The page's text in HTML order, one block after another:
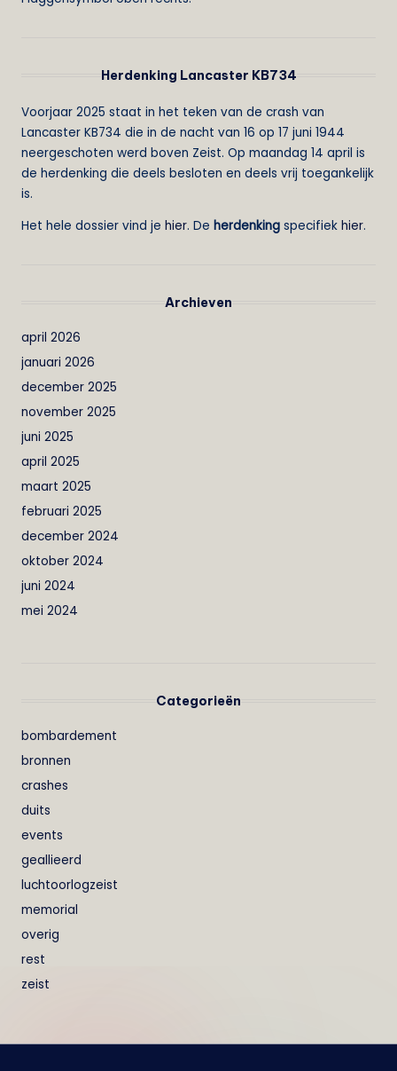
Herdenking Lancaster KB734
Voorjaar 2025 staat in het teken van de crash van
Lancaster KB734 die in de nacht van 16 op 17 juni 1944
neergeschoten werd boven Zeist. Op maandag 14 april is
de herdenking die deels besloten en deels vrij toegankelijk
is.
Het hele dossier vind je hier. De herdenking specifiek hier.
Archieven
april 2026
januari 2026
december 2025
november 2025
juni 2025
april 2025
maart 2025
februari 2025
december 2024
oktober 2024
juni 2024
mei 2024
Categorieën
bombardement
bronnen
crashes
duits
events
geallieerd
luchtoorlogzeist
memorial
overig
rest
zeist